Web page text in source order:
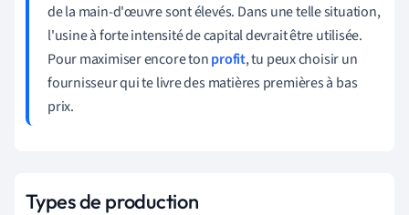
de la main-d'œuvre sont élevés. Dans une telle situation,
l'usine à forte intensité de capital devrait être utilisée.
Pour maximiser encore tonprofit, tu peux choisir un
fournisseur qui te livre des matières premières à bas
prix.
Types de production